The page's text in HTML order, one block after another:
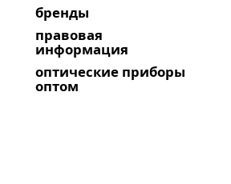
бренды
правовая
информация
оптические приборы
оптом